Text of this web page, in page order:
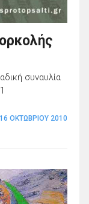
συναυλία
16 ΟΚΤΩΒΡΊΟΥ 2010